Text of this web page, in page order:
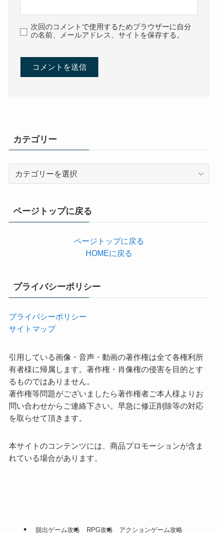
次回のコメントで使用するためブラウザーに自分
の名前、メールアドレス、サイトを保存する。
カテゴリー
ページトップに戻る
ページトップに戻る
HOMEに戻る
プライバシーポリシー
プライバシーポリシー
サイトマップ
引用している画像・音声・動画の著作権は全て各権利所
有者様に帰属します。著作権・肖像権の侵害を目的とす
るものではありません。
著作権等問題がございましたら著作権者ご本人様よりお
問い合わせからご連絡下さい。早急に修正削除等の対応
を取らせて頂きます。
本サイトのコンテンツには、商品プロモーションが含ま
れている場合があります。
脱出ゲーム攻略 RPG攻略 アクションゲーム攻略